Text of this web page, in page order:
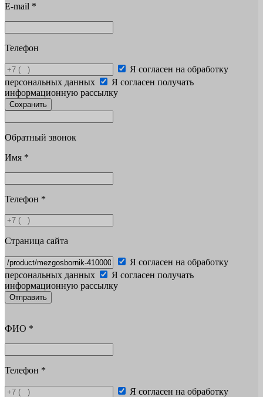
E-mail *
Телефон
Я согласен на обработку
персональных данных
Я согласен получать
информационную рассылку
Сохранить
Обратный звонок
Имя *
Телефон *
Страница сайта
Я согласен на обработку
персональных данных
Я согласен получать
информационную рассылку
Отправить
ФИО *
Телефон *
Я согласен на обработку